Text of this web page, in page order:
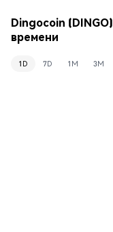
Dingocoin
времени
1D 7D 1M 3M